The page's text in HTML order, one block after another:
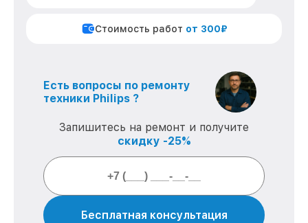
Стоимость работ от 300₽
Есть вопросы по ремонту
техники Philips ?
Запишитесь на ремонт и получите
скидку -25%
Бесплатная консультация